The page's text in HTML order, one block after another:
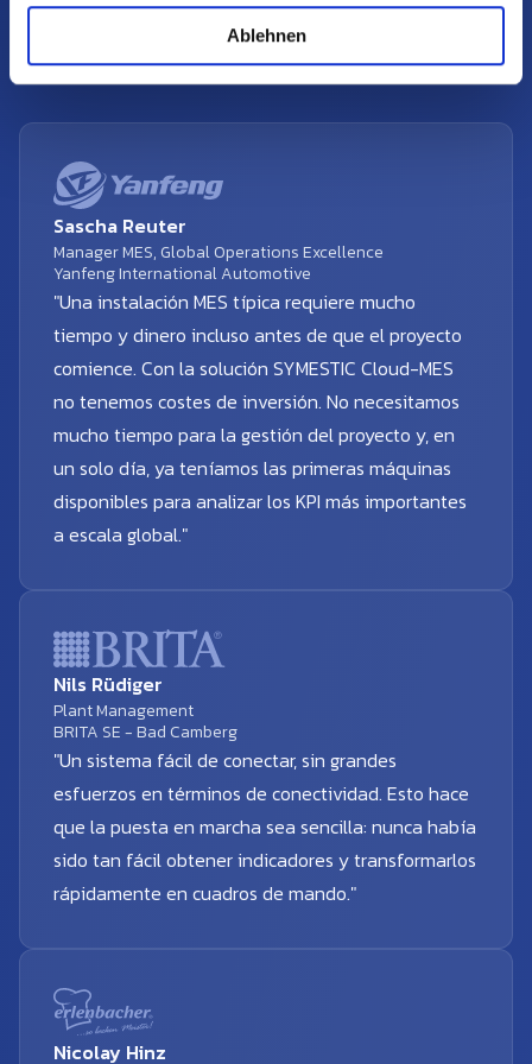
Ablehnen
uso y mostrarle cómo nuestros productos pueden apoyarle
de forma sencilla, rápida y rentable en su trabajo diario
Sascha Reuter
Manager MES, Global Operations Excellence
Yanfeng International Automotive
"Una instalación MES típica requiere mucho
tiempo y dinero incluso antes de que el proyecto
comience. Con la solución SYMESTIC Cloud-MES
no tenemos costes de inversión. No necesitamos
mucho tiempo para la gestión del proyecto y, en
un solo día, ya teníamos las primeras máquinas
disponibles para analizar los KPI más importantes
a escala global."
Nils Rüdiger
Plant Management
BRITA SE - Bad Camberg
"Un sistema fácil de conectar, sin grandes
esfuerzos en términos de conectividad. Esto hace
que la puesta en marcha sea sencilla: nunca había
sido tan fácil obtener indicadores y transformarlos
rápidamente en cuadros de mando."
Nicolay Hinz